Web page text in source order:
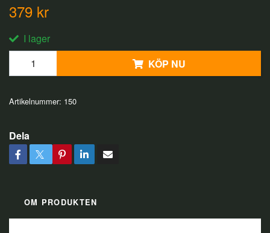
379 kr
I lager
KÖP NU
Artikelnummer: 150
Dela
OM PRODUKTEN